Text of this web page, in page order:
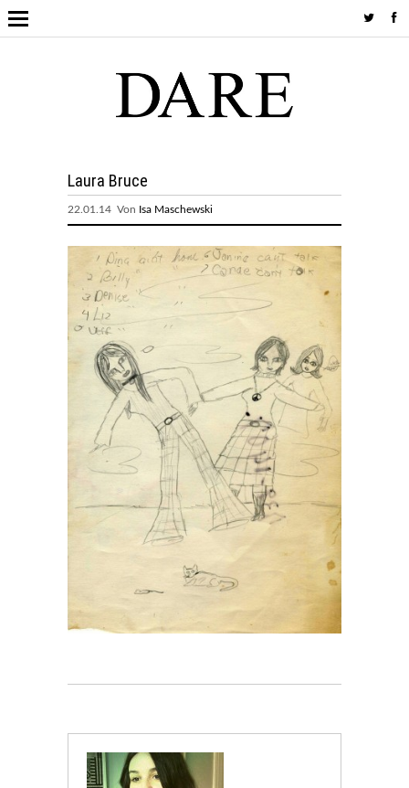
Laura Bruce
22.01.14 Von Isa Maschewski